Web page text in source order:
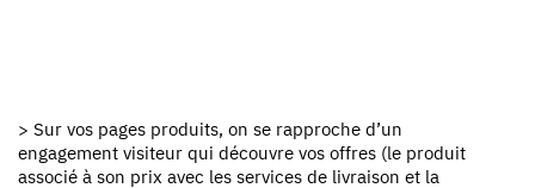
> Sur vos pages produits, on se rapproche d’un
engagement visiteur qui découvre vos offres (le produit
associé à son prix avec les services de livraison et la